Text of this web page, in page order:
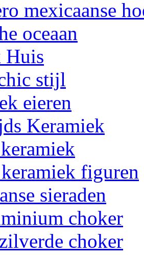
mexicaanse
oceaan
Huis
stijl
eieren
Keramiek
figuren
sieraden
choker
choker